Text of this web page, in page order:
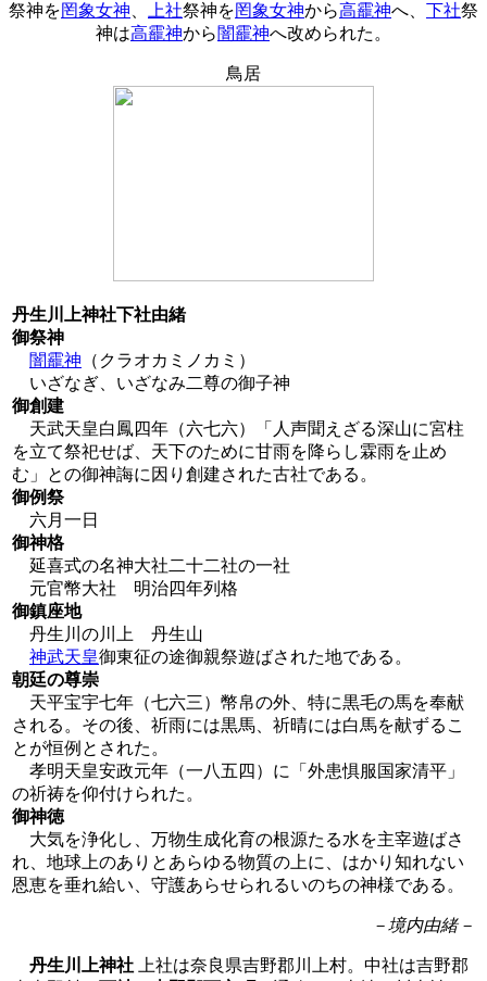
祭神を罔象女神 上社祭神を罔象女神から高靇神へ、 下社祭
神は高靇神から闇靇神へ改められた。
鳥居
丹生川上神社下社由緒
御祭神
闇靇神 （クラオカミノカミ）
いざなぎ、いざなみ二尊の御子神
御創建
天武天皇白鳳四年（六七六）「人声聞えざる深山に宮柱
を立て祭祀せば、天下のために甘雨を降らし霖雨を止め
む」との御神誨に因り創建された古社である。
御例祭
六月一日
御神格
延喜式の名神大社二十二社の一社
元官幣大社 明治四年列格
御鎮座地
丹生川の川上 丹生山
神武天皇御東征の途御親祭遊ばされた地である。
朝廷の尊崇
天平宝宇七年（七六三）幣帛の外、特に黒毛の馬を奉献
される。その後、祈雨には黒馬、祈晴には白馬を献ずるこ
とが恒例とされた。
孝明天皇安政元年（一八五四）に「外患惧服国家清平」
の祈祷を仰付けられた。
御神徳
大気を浄化し、万物生成化育の根源たる水を主宰遊ばさ
れ、地球上のありとあらゆる物質の上に、はかり知れない
恩恵を垂れ給い、守護あらせられるいのちの神様である。
－境内由緒－
丹生川上神社 上社は奈良県吉野郡川上村。中社は吉野郡